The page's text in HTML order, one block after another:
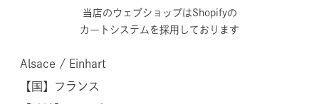
当店のウェブショップはShopifyの
カートシステムを採用しております
Alsace / Einhart
【国】
フランス